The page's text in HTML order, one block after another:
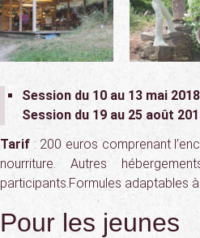
Session du 10 au 13 mai
Session du 19 au 25 août
Tarif : 200 euros comprenant
nourriture. Autres
participants.Formules adaptables
Pour les jeunes